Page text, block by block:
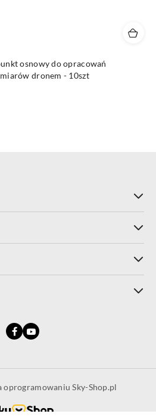
osnowy do opracowań
dronem - 10szt
Sky-Shop.pl